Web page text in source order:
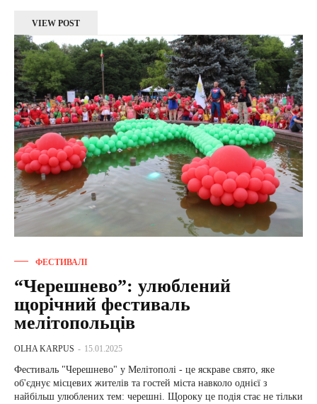
VIEW POST
ФЕСТИВАЛІ
“Черешнево”: улюблений
щорічний фестиваль
мелітопольців
OLHA KARPUS - 15.01.2025
Фестиваль "Черешнево" у Мелітополі - це яскраве свято, яке
об'єднує місцевих жителів та гостей міста навколо однієї з
найбільш улюблених тем: черешні. Щороку це подія стає не тільки